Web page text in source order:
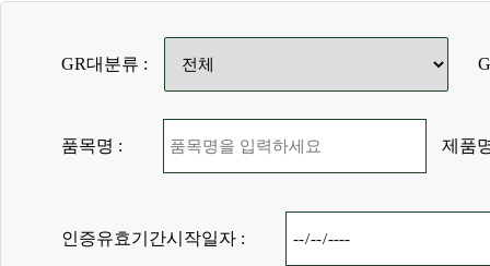
GR대분류 :
품목명 : 제품
인증유효기간시작일자 :